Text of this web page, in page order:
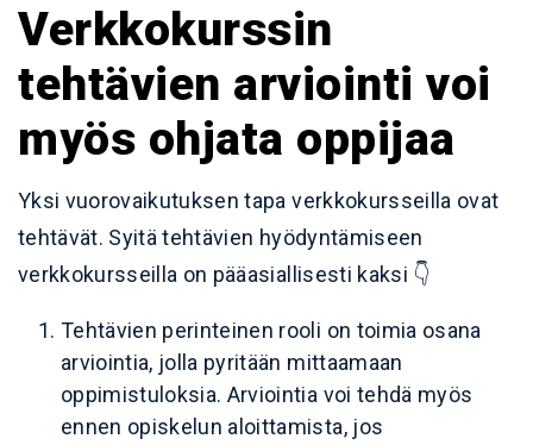
Verkkokurssin
tehtävien arviointi voi
myös ohjata oppijaa
Yksi vuorovaikutuksen tapa verkkokursseilla ovat
tehtävät. Syitä tehtävien hyödyntämiseen
verkkokursseilla on pääasiallisesti kaksi 👇
Tehtävien perinteinen rooli on toimia osana
arviointia, jolla pyritään mittaamaan
oppimistuloksia. Arviointia voi tehdä myös
ennen opiskelun aloittamista, jos